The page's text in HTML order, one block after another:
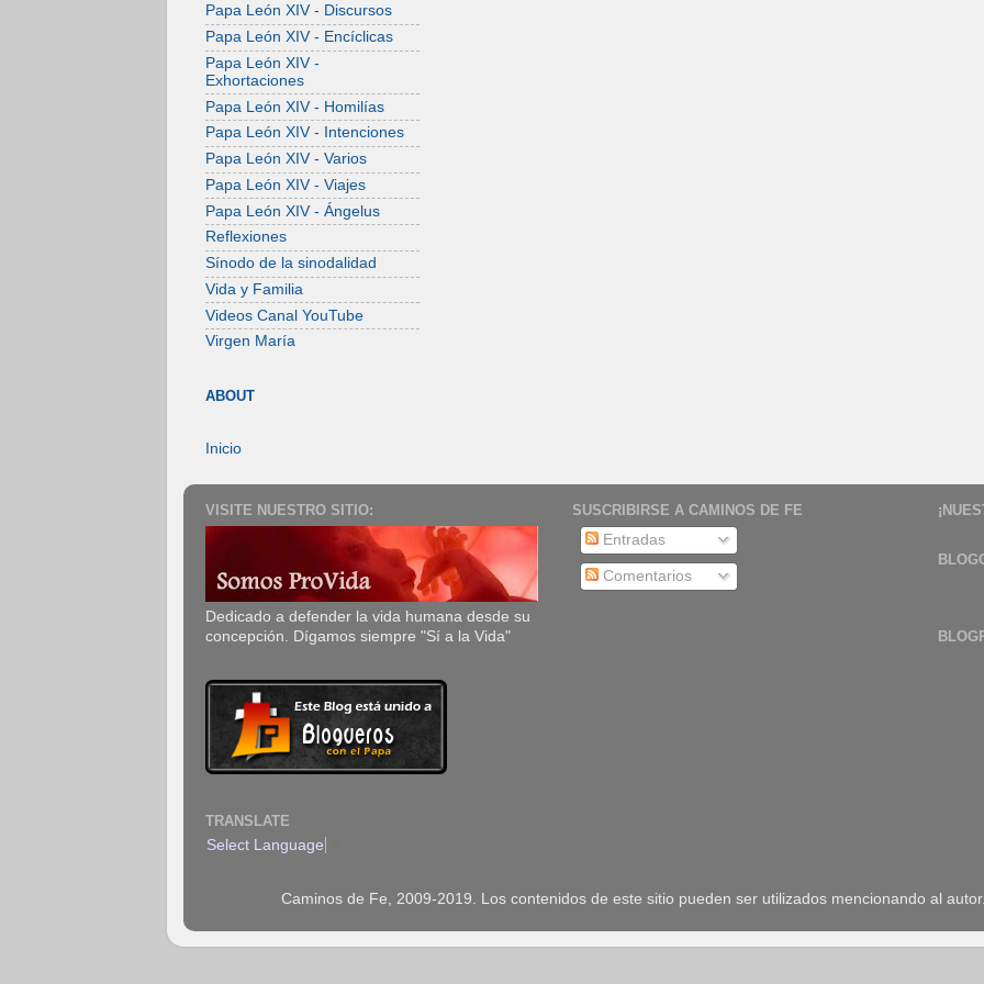
Papa León XIV - Discursos
Papa León XIV - Encíclicas
Papa León XIV -
Exhortaciones
Papa León XIV - Homilías
Papa León XIV - Intenciones
Papa León XIV - Varios
Papa León XIV - Viajes
Papa León XIV - Ángelus
Reflexiones
Sínodo de la sinodalidad
Vida y Familia
Videos Canal YouTube
Virgen María
ABOUT
Inicio
VISITE NUESTRO SITIO:
Dedicado a defender la vida humana desde su
concepción. Dígamos siempre "Sí a la Vida"
TRANSLATE
Select Language
SUSCRIBIRSE A CAMINOS DE FE
Entradas
Comentarios
Caminos de Fe, 2009-2019. Los contenidos de este sitio pueden ser utilizados mencionando al